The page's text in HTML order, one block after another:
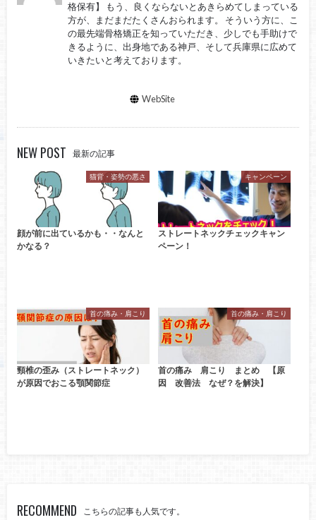
格保有】 もう、良くならないとあきらめてしまっている
方が、まだまだたくさんおられます。 そういう方に、こ
の最先端骨格矯正を知っていただき、少しでも手助けで
きるように、出身地である神戸、そして兵庫県に広めて
いきたいと考えております。
WebSite
NEW POST 最新の記事
猫背・姿勢の悪さ
顔が前に出ているかも・・なんと
かなる？
キャンペーン
ストレートネックチェックキャン
ペーン！
首の痛み・肩こり
頸椎の歪み（ストレートネック）
が原因でおこる顎関節症
首の痛み・肩こり
首の痛み 肩こり まとめ 【原
因 改善法 なぜ？を解決】
RECOMMEND こちらの記事も人気です。